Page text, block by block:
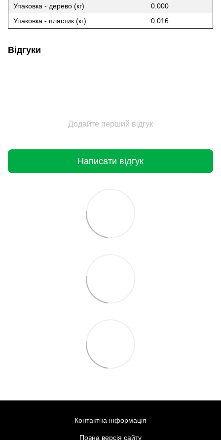
Упаковка - дерево (кг)
0.000
Упаковка - пластик (кг)
0.016
Відгуки
Додайте перший відгук
Написати відгук
Контактна інформація
Повна версія сайту